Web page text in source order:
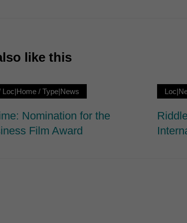
like this
Loc|Home/ Type|News
Nomination for the
Film Award
Media-Plattformen werden standardmäßig blockiert. Wenn Cookies
Cookie-Informationen anzeigen